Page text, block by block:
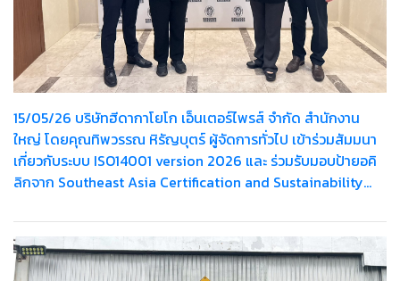
15/05/26 บริษัทฮีดากาโยโก เอ็นเตอร์ไพรส์ จำกัด สำนักงาน
ใหญ่ โดยคุณทิพวรรณ หิรัญบุตร์ ผู้จัดการทั่วไป เข้าร่วมสัมมนา
เกี่ยวกับระบบ ISO14001 version 2026 และ ร่วมรับมอบป้ายอคิ
ลิกจาก Southeast Asia Certification and Sustainability